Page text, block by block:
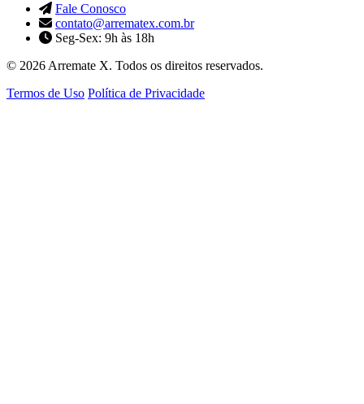
Fale Conosco
contato@arrematex.com.br
Seg-Sex: 9h às 18h
© 2026 Arremate X. Todos os direitos reservados.
Termos de Uso Política de Privacidade